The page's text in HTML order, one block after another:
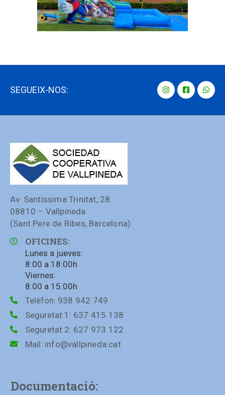
SEGUEIX-NOS:
Av. Santíssima Trinitat, 28
08810 – Vallpineda
(Sant Pere de Ribes, Barcelona)
OFICINES:
Lunes a jueves:
8:00 a 18:00h
Viernes:
8:00 a 15:00h
Telèfon: 938 942 749
Seguretat 1: 637 415 138
Seguretat 2: 627 973 122
Mail: info@vallpineda.cat
Documentació: